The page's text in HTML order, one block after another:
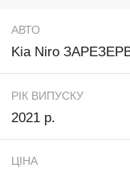
АВТО
Kia Niro
РІК ВИПУСКУ
2021 р.
ЦІНА